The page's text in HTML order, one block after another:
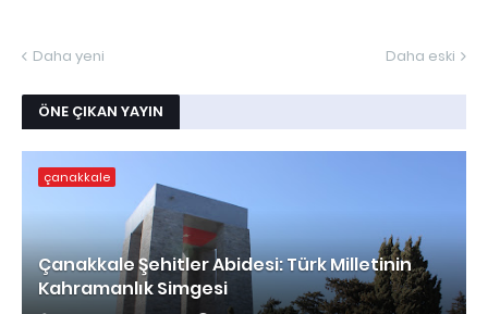
Daha yeni Daha eski
ÖNE ÇIKAN YAYIN
çanakkale
Çanakkale Şehitler Abidesi: Türk Milletinin
Kahramanlık Simgesi